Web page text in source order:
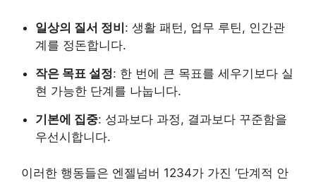
일상의 질서 정비 : 생활 패턴, 업무 루틴, 인간관
계를 정돈합니다.
작은 목표 설정: 한 번에 큰 목표를 세우기보다 실
현 가능한 단계를 나눕니다.
기본에 집중: 성과보다 과정, 결과보다 꾸준함을
우선시합니다.
이러한 행동들은 엔젤넘버 1234가 가진 ‘단계적 안